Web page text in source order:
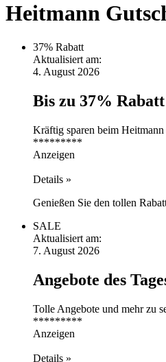
Heitmann
37% Rabatt
Aktualisiert am:
4. August 2026
Bis zu 37% Rabatt
Kräftig sparen beim
*********
Anzeigen
Details »
Genießen Sie den tollen
SALE
Aktualisiert am:
7. August 2026
Angebote des
Tolle Angebote und mehr zu
*********
Anzeigen
Details »